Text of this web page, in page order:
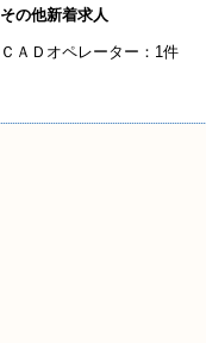
その他新着求人
ＣＡＤオペレーター：1件